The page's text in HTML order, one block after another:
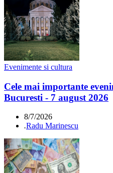
Evenimente si cultura
Cele mai importante
Bucuresti - 7 august 2026
8/7/2026
.Radu Marinescu